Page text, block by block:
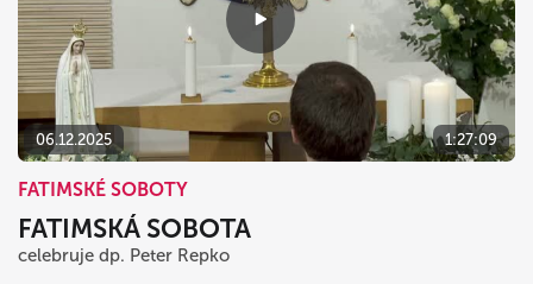
06.12.2025 1:27:09
FATIMSKÉ SOBOTY
FATIMSKÁ SOBOTA
celebruje dp. Peter Repko